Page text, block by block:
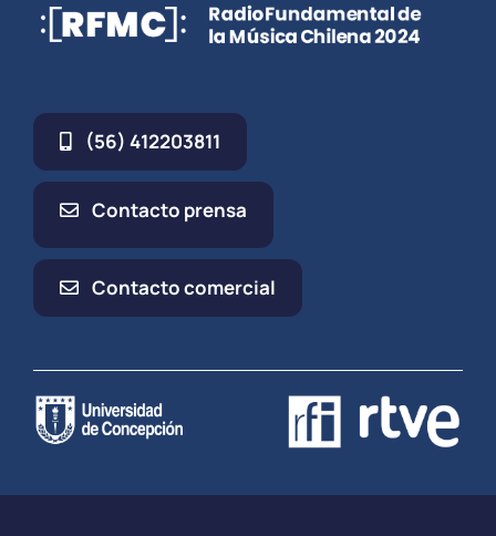
(56) 412203811
Contacto prensa
Contacto comercial